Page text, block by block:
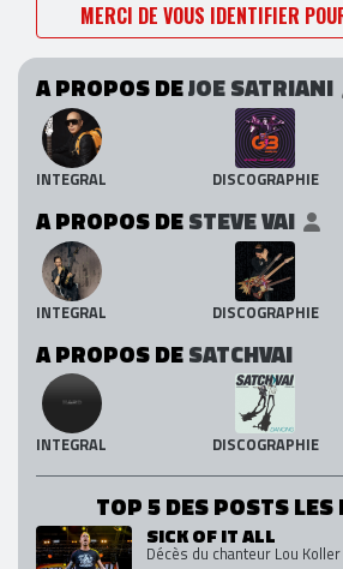
MERCI DE VOUS IDENTIFIER
A PROPOS DEJOE SATRIANI
INTEGRAL DISCOGRAPHIE
A PROPOS DESTEVE VAI
INTEGRAL DISCOGRAPHIE
A PROPOS DESATCHVAI
INTEGRAL DISCOGRAPHIE
TOP 5 DES POSTS LES
SICK OF IT ALL
Décès du chanteur Lou